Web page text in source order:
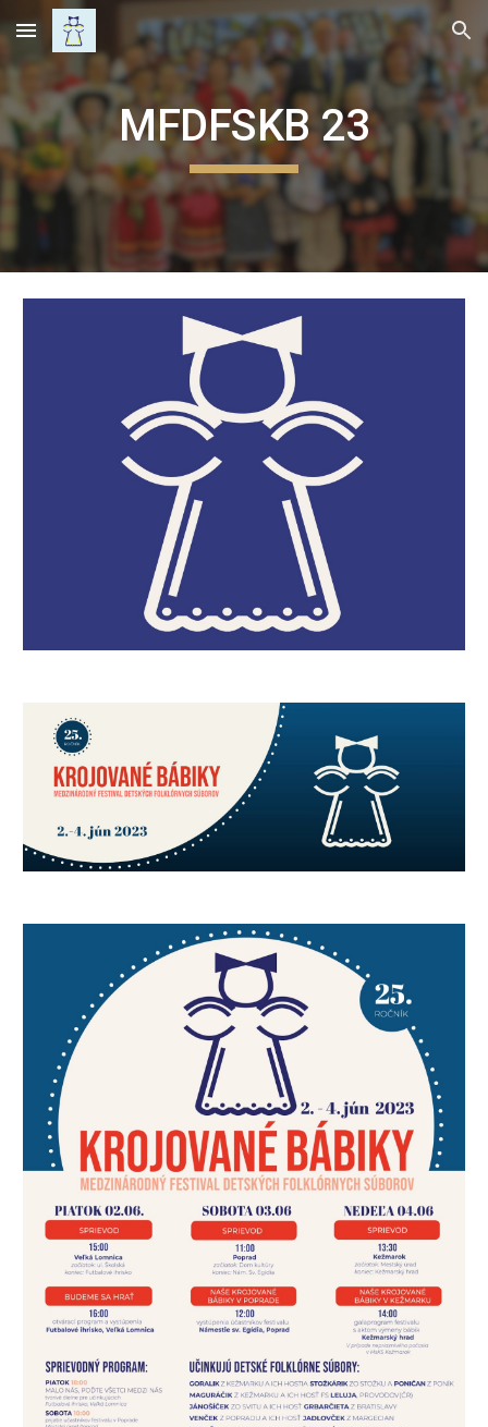
Skip to main content Skip to navigation
MFDFSKB 23